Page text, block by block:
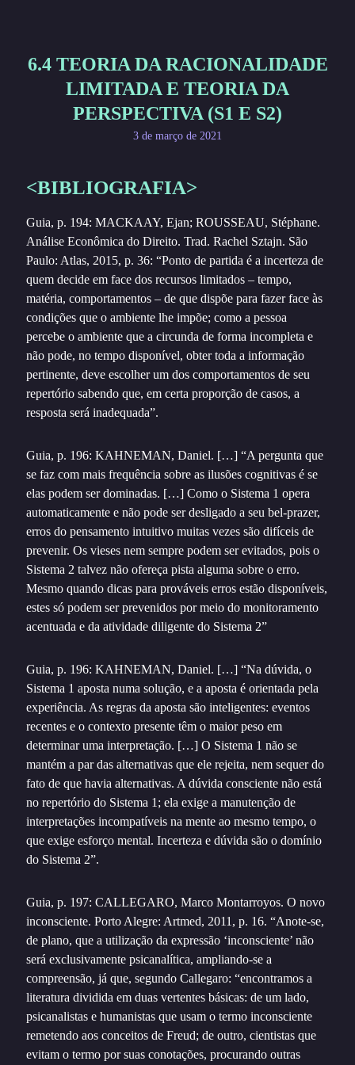
6.4 TEORIA DA RACIONALIDADE
LIMITADA E TEORIA DA
PERSPECTIVA (S1 E S2)
3 de março de 2021
<BIBLIOGRAFIA>
Guia, p. 194: MACKAAY, Ejan; ROUSSEAU, Stéphane.
Análise Econômica do Direito. Trad. Rachel Sztajn. São
Paulo: Atlas, 2015, p. 36: “Ponto de partida é a incerteza de
quem decide em face dos recursos limitados – tempo,
matéria, comportamentos – de que dispõe para fazer face às
condições que o ambiente lhe impõe; como a pessoa
percebe o ambiente que a circunda de forma incompleta e
não pode, no tempo disponível, obter toda a informação
pertinente, deve escolher um dos comportamentos de seu
repertório sabendo que, em certa proporção de casos, a
resposta será inadequada”.
Guia, p. 196: KAHNEMAN, Daniel. […] “A pergunta que
se faz com mais frequência sobre as ilusões cognitivas é se
elas podem ser dominadas. […] Como o Sistema 1 opera
automaticamente e não pode ser desligado a seu bel-prazer,
erros do pensamento intuitivo muitas vezes são difíceis de
prevenir. Os vieses nem sempre podem ser evitados, pois o
Sistema 2 talvez não ofereça pista alguma sobre o erro.
Mesmo quando dicas para prováveis erros estão disponíveis,
estes só podem ser prevenidos por meio do monitoramento
acentuada e da atividade diligente do Sistema 2”
Guia, p. 196: KAHNEMAN, Daniel. […] “Na dúvida, o
Sistema 1 aposta numa solução, e a aposta é orientada pela
experiência. As regras da aposta são inteligentes: eventos
recentes e o contexto presente têm o maior peso em
determinar uma interpretação. […] O Sistema 1 não se
mantém a par das alternativas que ele rejeita, nem sequer do
fato de que havia alternativas. A dúvida consciente não está
no repertório do Sistema 1; ela exige a manutenção de
interpretações incompatíveis na mente ao mesmo tempo, o
que exige esforço mental. Incerteza e dúvida são o domínio
do Sistema 2”.
Guia, p. 197: CALLEGARO, Marco Montarroyos. O novo
inconsciente. Porto Alegre: Artmed, 2011, p. 16. “Anote-se,
de plano, que a utilização da expressão ‘inconsciente’ não
será exclusivamente psicanalítica, ampliando-se a
compreensão, já que, segundo Callegaro: “encontramos a
literatura dividida em duas vertentes básicas: de um lado,
psicanalistas e humanistas que usam o termo inconsciente
remetendo aos conceitos de Freud; de outro, cientistas que
evitam o termo por suas conotações, procurando outras